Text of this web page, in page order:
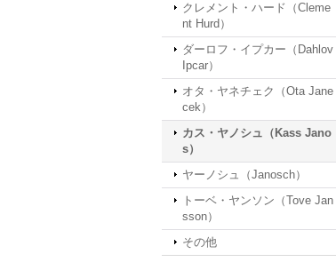
クレメント・ハード（Cleme
nt Hurd）
ダーロフ・イプカー（Dahlov
Ipcar）
オタ・ヤネチェク（Ota Jane
cek）
カス・ヤノシュ（Kass Jano
s）
ヤーノシュ（Janosch）
トーベ・ヤンソン（Tove Jan
sson）
その他